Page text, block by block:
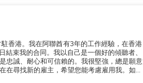
香港。我在阿聯酋有3年的工作經驗，在香港
束我的合同。我以自己是一個好的傾聽者、
忠誠、耐心和可信賴的。我很堅強，總是願意
在尋找新的雇主，希望您能考慮雇用我。如果